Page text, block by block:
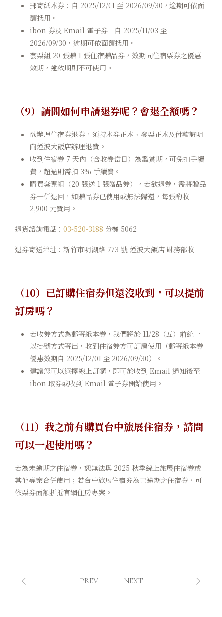
郵寄紙本券：自 2025/12/01 至 2026/09/30，逾期可依面
額抵用。
ibon 券及 Email 電子券：自 2025/11/03 至
2026/09/30，逾期可依面額抵用。
套票組 20 張贈 1 張住宿贈品券，效期同住宿票券之優惠
效期，逾效期則不可使用。
（9）請問如何申請退券呢？會退全額嗎？
欲辦理住宿券退券，須持本券正本、發票正本及付款證明
向煙波大飯店辦理退費。
收到住宿券 7 天內（含收券當日）為鑑賞期，可免扣手續
費，超過則需扣 3% 手續費。
購買套票組（20 張送 1 張贈品券），若欲退券，需將贈品
券一併退回，如贈品券已使用或無法歸還，每張酌收
2,900 元費用。
退貨諮詢電話： 03-520-3188 分機 5062
退券寄送地址：新竹市明湖路 773 號 煙波大飯店 財務部收
（10）已訂購住宿券但還沒收到，可以提前
訂房嗎？
若收券方式為郵寄紙本券，我們將於 11/28（五）前統一
以掛號方式寄出，收到住宿券方可訂房使用（郵寄紙本券
優惠效期自 2025/12/01 至 2026/09/30）。
建議您可以選擇線上訂購，即可於收到 Email 通知後至
ibon 取券或收到 Email 電子券開始使用。
（11）我之前有購買台中旅展住宿券，請問
可以一起使用嗎？
若為未逾期之住宿券，恕無法與 2025 秋季線上旅展住宿券或
其他專案合併使用；若台中旅展住宿券為已逾期之住宿券，可
依票券面額折抵官網住房專案。
PREV NEXT